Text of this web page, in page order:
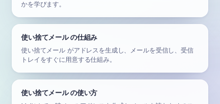
かを学びます。
使い捨てメール の仕組み
使い捨てメール がアドレスを生成し、メールを受信し、受信
トレイをすぐに用意する仕組み。
使い捨てメール の使い方